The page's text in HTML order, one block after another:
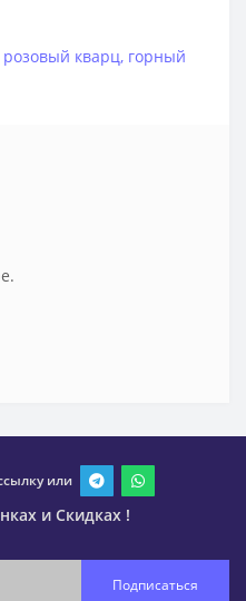
розовый кварц, горный
или
и Скидках !
Подписаться